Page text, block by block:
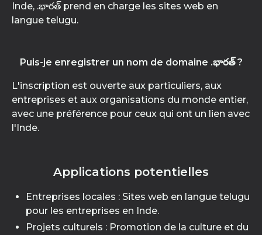
Inde, .భారత్ prend en charge les sites web en
langue telugu.
Puis-je enregistrer un nom de domaine .భారత్ ?
L'inscription est ouverte aux particuliers, aux
entreprises et aux organisations du monde entier,
avec une préférence pour ceux qui ont un lien avec
l'Inde.
Applications potentielles
Entreprises locales : Sites web en langue telugu
pour les entreprises en Inde.
Projets culturels : Promotion de la culture et du